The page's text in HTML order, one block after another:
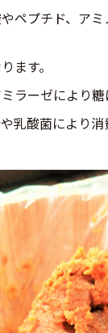
ペプチド、ア
ます。
ラーゼにより
乳酸菌により